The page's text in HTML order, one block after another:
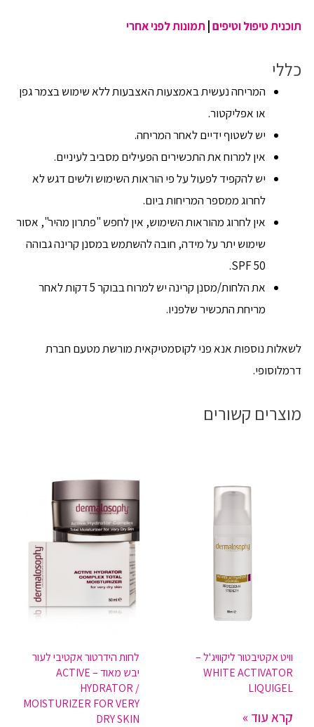
תוכנית טיפול וטיפים תמונות לפני אחרי
כללי
המריחה נעשית באמצעות האצבעות ללא שימוש בצמר גפן
או אפליקטור.
יש לשטוף ידיים לאחר המריחה.
אין למרוח את התכשירים הפעילים מסביב לעיניים.
יש להקפיד לפעול על פי הוראות השימוש ולשים דגש לא
לחרוג ממספר המריחות ביום.
אין לחרוג מהוראות השימוש, אין לחפש "פתרון מהיר", אסור
שימוש יתר על מידה, חובה להשתמש במסנן קרינה גבוהה
SPF 50.
את הלחות/מסנן קרינה יש למרוח בבוקר 5 דקות לאחר
מריחת התכשיר שלפניו.
לשאלות נוספות אנא פני לקוסמטיקאית מורשת מטעם חברת
דרמלוסופי.
מוצרים קשורים
וויט אקטיבטור ליקוויג'ל –
WHITE ACTIVATOR
LIQUIGEL
קרא עוד »
לחות הידרטור אקטיבי לעור
יבש מאוד – ACTIVE
HYDRATOR /
MOISTURIZER FOR VERY
DRY SKIN